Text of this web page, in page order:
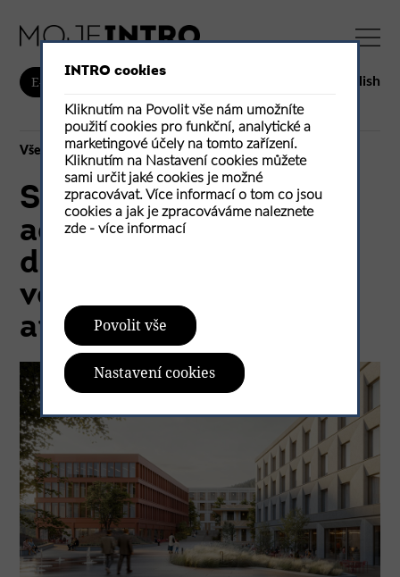
INTRO cookies
Kliknutím na Povolit vše nám umožníte
použití cookies pro funkční, analytické a
marketingové účely na tomto zařízení.
Kliknutím na Nastavení cookies můžete
sami určit jaké cookies je možné
zpracovávat. Více informací o tom co jsou
cookies a jak je zpracováváme naleznete
zde - více informací
Povolit vše
Nastavení cookies
E-shop English
Vše
Systém pro
administrativní
dřevostavby navržený
ve spolupráci s
architekty